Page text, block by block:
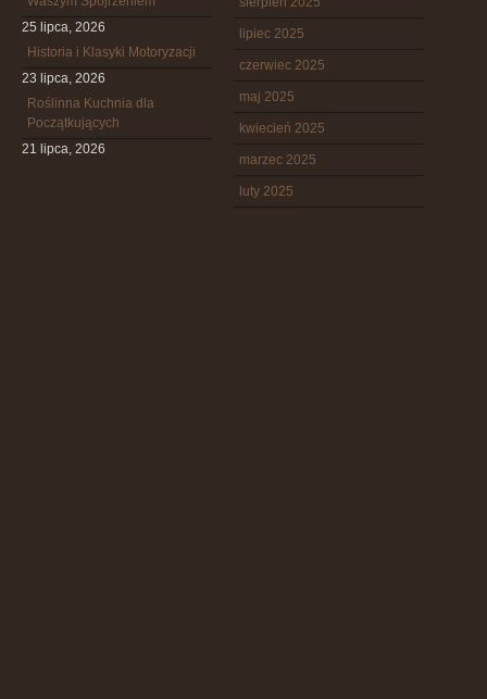
25 lipca, 2026
Historia i Klasyki Motoryzacji
23 lipca, 2026
Roślinna Kuchnia dla
Początkujących
21 lipca, 2026
lipiec 2025
czerwiec 2025
maj 2025
kwiecień 2025
marzec 2025
luty 2025